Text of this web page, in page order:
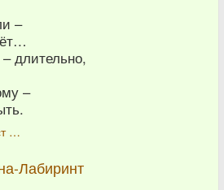
–
длительно,
–
…
Лабиринт